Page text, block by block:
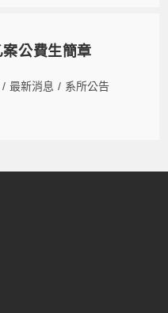
公費生簡章
/ 最新消息 / 系所公告